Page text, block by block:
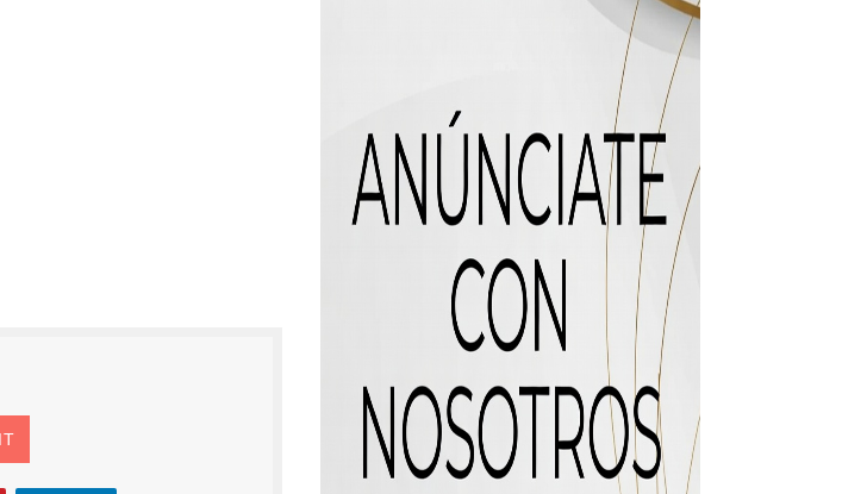
persona herida
Moca; investigan a su tío
para la planta de tratamiento de aguas residuales de Rafey